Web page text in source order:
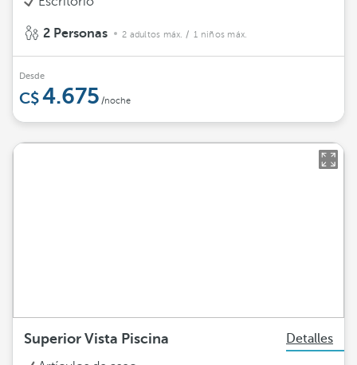
2 Personas 2 adultos máx. / 1 niños máx.
Desde
4.675 /noche
Superior Vista Piscina
Detalles